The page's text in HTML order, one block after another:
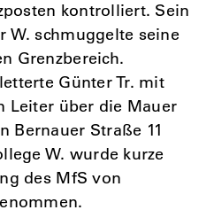
kontrolliert. Sein
W. schmuggelte seine
Grenzbereich.
Günter Tr. mit
Leiter über die Mauer
Bernauer Straße 11
W. wurde kurze
des MfS von